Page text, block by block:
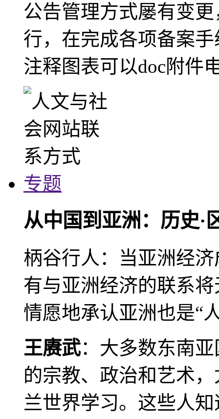
公告管理方式屡有变
行，在完成各项备案
注释图表可以doc附件
专题
从中国到亚洲：历史·
柄谷行人：当亚洲经
有与亚洲经济的联系
情愿地承认亚洲也是“
王赓武：大多数东南
的宗教、政治和艺术
兰世界学习。这些人